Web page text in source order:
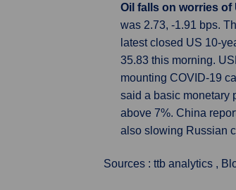
Oil falls on worries of
was 2.73, -1.91 bps.
latest closed US 10-
35.83 this morning.
mounting COVID-19
said a basic monetary
above 7%. China
also slowing Russian
Sources : ttb analytics ,